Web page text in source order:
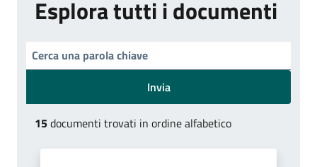
Esplora tutti i documenti
Invia
15documenti trovati in ordine alfabetico